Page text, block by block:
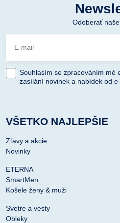
Odoberať
Souhlasím se zpracováním mé
zasílání novinek a nabídek od
VŠETKO NAJLEPŠIE
Zľavy a akcie
Novinky
ETERNA
SmartMen
Košele ženy & muži
Svetre a vesty
Obleky